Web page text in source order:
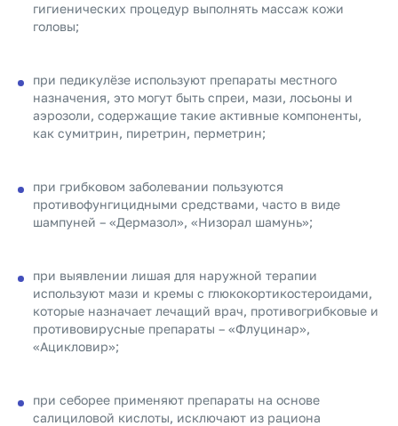
гигиенических процедур выполнять массаж кожи
головы;
при педикулёзе используют препараты местного
назначения, это могут быть спреи, мази, лосьоны и
аэрозоли, содержащие такие активные компоненты,
как сумитрин, пиретрин, перметрин;
при грибковом заболевании пользуются
противофунгицидными средствами, часто в виде
шампуней – «Дермазол», «Низорал шамунь»;
при выявлении лишая для наружной терапии
используют мази и кремы с глюкокортикостероидами,
которые назначает лечащий врач, противогрибковые и
противовирусные препараты – «Флуцинар»,
«Ацикловир»;
при себорее применяют препараты на основе
салициловой кислоты, исключают из рациона